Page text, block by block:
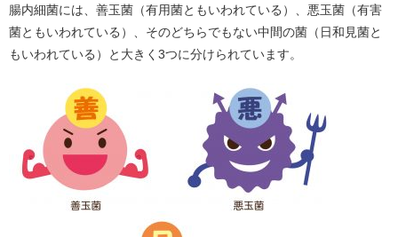
腸内細菌には、善玉菌（有用菌ともいわれている）、悪玉菌（有害
菌ともいわれている）、そのどちらでもない中間の菌（日和見菌と
もいわれている）と大きく3つに分けられています。